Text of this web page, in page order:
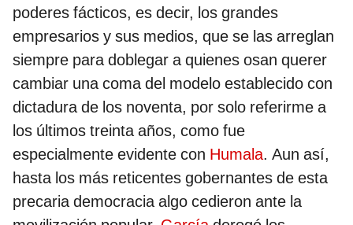
poderes fácticos, es decir, los grandes
empresarios y sus medios, que se las arreglan
siempre para doblegar a quienes osan querer
cambiar una coma del modelo establecido con
dictadura de los noventa, por solo referirme a
los últimos treinta años, como fue
especialmente evidente con Humala. Aun así,
hasta los más reticentes gobernantes de esta
precaria democracia algo cedieron ante la